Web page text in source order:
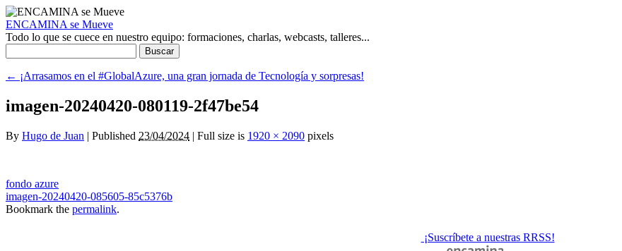
ENCAMINA se Mueve
Todo lo que se cuece en nuestro equipo: formaciones, charlas, webcasts, talleres...
← ¡Arrasamos en el #GlobalAzure, una gran jornada de Tecnología y sorpresas!
imagen-20240420-080119-2f47be54
By Hugo de Juan | Published 23/04/2024 | Full size is 1920 × 2090 pixels
fondo azure
imagen-20240420-085605-85c5376b
Bookmark the permalink.
¡Suscríbete a nuestras RRSS!